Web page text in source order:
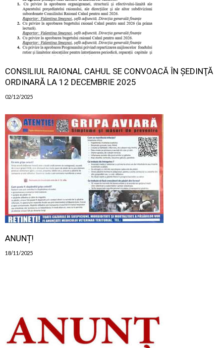
CONSILIUL RAIONAL CAHUL SE CONVOACĂ ÎN ŞEDINŢĂ
ORDINARĂ LA 12 DECEMBRIE 2025
02/12/2025
ANUNȚ!
18/11/2025